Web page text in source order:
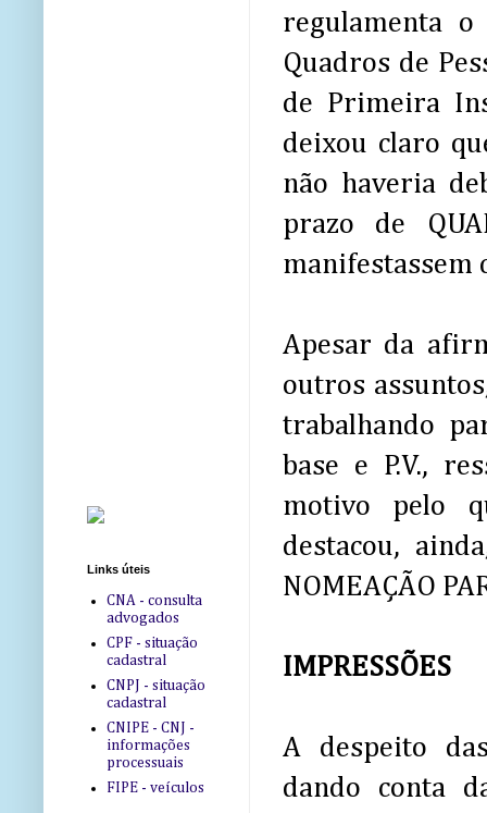
regulamenta
Quadros de
de Primeira
deixou claro
não haveria
prazo de
manifestassem
Apesar da
outros
trabalhando
base e P.V.,
motivo pelo
destacou,
NOMEAÇÃO
IMPRESSÕES
A despeito
dando conta
Links úteis
CNA - consulta
advogados
CPF - situação
cadastral
CNPJ - situação
cadastral
CNIPE - CNJ -
informações
processuais
FIPE - veículos